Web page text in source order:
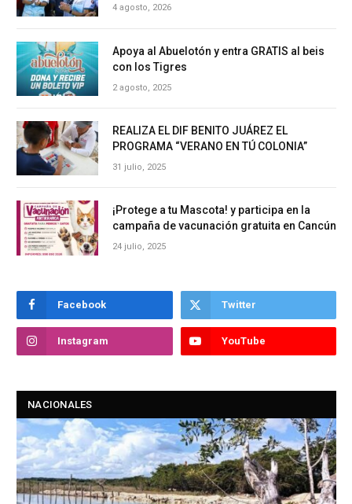
4 agosto, 2026
Apoya al Abuelotón y entra GRATIS al beis
con los Tigres
2 agosto, 2025
REALIZA EL DIF BENITO JUÁREZ EL
PROGRAMA “VERANO EN TÚ COLONIA”
31 julio, 2025
¡Protege a tu Mascota! y participa en la
campaña de vacunación gratuita en Cancún
24 julio, 2025
Facebook Twitter
Instagram YouTube
NACIONALES